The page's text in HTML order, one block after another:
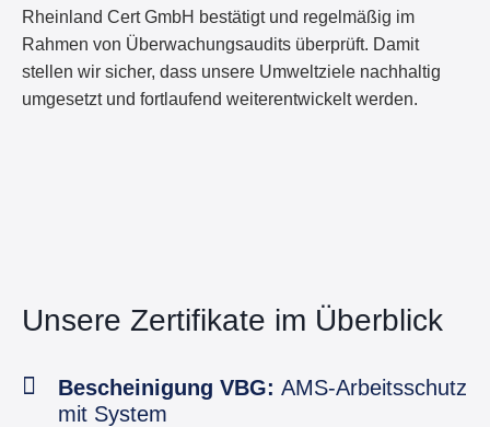
Rheinland Cert GmbH bestätigt und regelmäßig im
Rahmen von Überwachungsaudits überprüft. Damit
stellen wir sicher, dass unsere Umweltziele nachhaltig
umgesetzt und fortlaufend weiterentwickelt werden.
Unsere Zertifikate im Überblick
Bescheinigung VBG: AMS-Arbeitsschutz
mit System